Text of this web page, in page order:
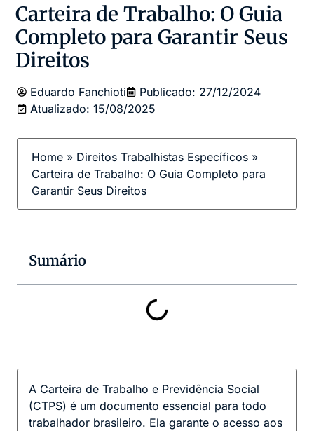
Carteira de Trabalho: O Guia
Completo para Garantir Seus
Direitos
Eduardo Fanchioti Publicado: 27/12/2024
Atualizado: 15/08/2025
Home » Direitos Trabalhistas Específicos »
Carteira de Trabalho: O Guia Completo para
Garantir Seus Direitos
Sumário
A Carteira de Trabalho e Previdência Social
(CTPS) é um documento essencial para todo
trabalhador brasileiro. Ela garante o acesso aos